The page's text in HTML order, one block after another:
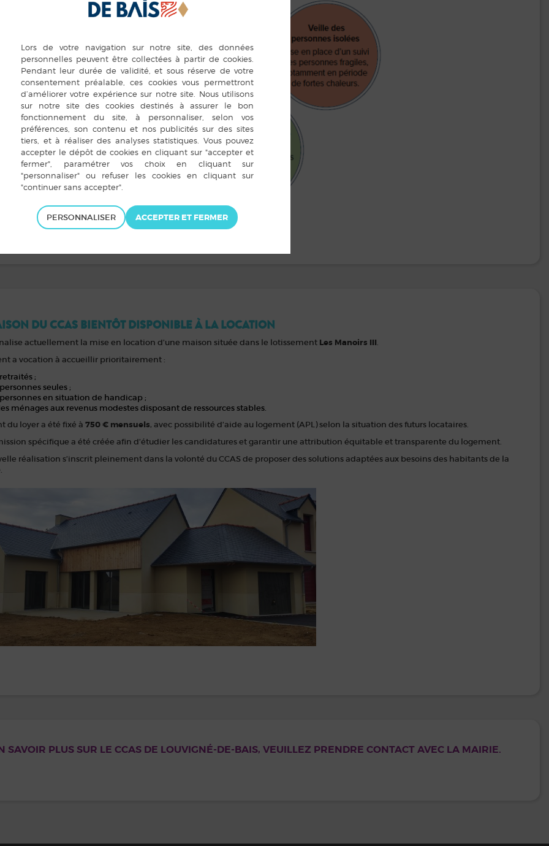
DU CCAS BIENTÔT DISPONIBLE À LA LOCATION
actuellement la mise en location d’une maison située dans le lotissement Les Manoirs III.
a vocation à accueillir prioritairement :
;
seules ;
en situation de handicap ;
ménages aux revenus modestes disposant de ressources stables.
du loyer a été fixé à 750 € mensuels, avec possibilité d’aide au logement (APL) selon la situation des futurs locataires.
spécifique a été créée afin d’étudier les candidatures et garantir une attribution équitable et transparente du logement.
réalisation s’inscrit pleinement dans la volonté du CCAS de proposer des solutions adaptées aux besoins des habitants de la
SAVOIR PLUS SUR LE CCAS DE LOUVIGNÉ-DE-BAIS, VEUILLEZ PRENDRE CONTACT AVEC LA MAIRIE.
PERSONNALISER